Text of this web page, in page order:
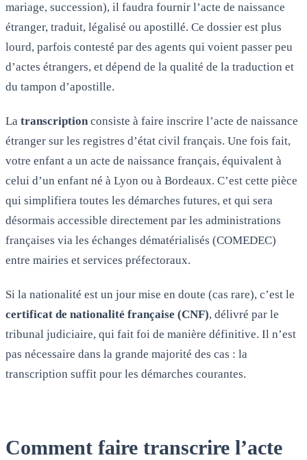
mariage, succession), il faudra fournir l’acte de naissance
étranger, traduit, légalisé ou apostillé. Ce dossier est plus
lourd, parfois contesté par des agents qui voient passer peu
d’actes étrangers, et dépend de la qualité de la traduction et
du tampon d’apostille.
La transcriptionconsiste à faire inscrire l’acte de naissance
étranger sur les registres d’état civil français. Une fois fait,
votre enfant a un acte de naissance français, équivalent à
celui d’un enfant né à Lyon ou à Bordeaux. C’est cette pièce
qui simplifiera toutes les démarches futures, et qui sera
désormais accessible directement par les administrations
françaises via les échanges dématérialisés (COMEDEC)
entre mairies et services préfectoraux.
Si la nationalité est un jour mise en doute (cas rare), c’est le
certificat de nationalité française (CNF), délivré par le
tribunal judiciaire, qui fait foi de manière définitive. Il n’est
pas nécessaire dans la grande majorité des cas : la
transcription suffit pour les démarches courantes.
Comment faire transcrire l’acte